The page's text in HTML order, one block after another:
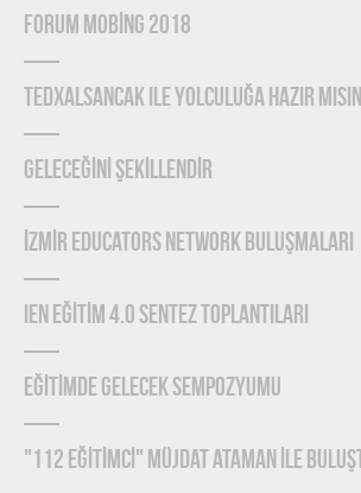
FORUM MOBİNG 2018
TEDxAlsancak ile Yolculuğa Hazır
GELECEĞİNİ ŞEKİLLENDİR
İZMİR EDUCATORS NETWORK BULUŞMALARI
IEN EĞİTİM 4.0 SENTEZ TOPLANTILARI
EĞİTİMDE GELECEK SEMPOZYUMU
"112 EĞİTİMCİ" MÜJDAT ATAMAN İLE